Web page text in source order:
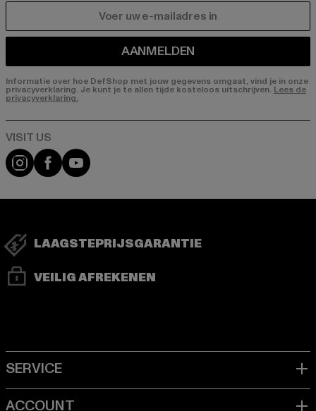
AANMELDEN
Informatie over hoe DefShop met jouw gegevens omgaat, vind je in onze
privacyverklaring. Je kunt je te allen tijde kosteloos uitschrijven. Lees de
privacyverklaring.
Visit our Instagram page:
Visit our Facebook page:
Visit our YouTube channel:
LAAGSTEPRIJSGARANTIE
VEILIG AFREKENEN